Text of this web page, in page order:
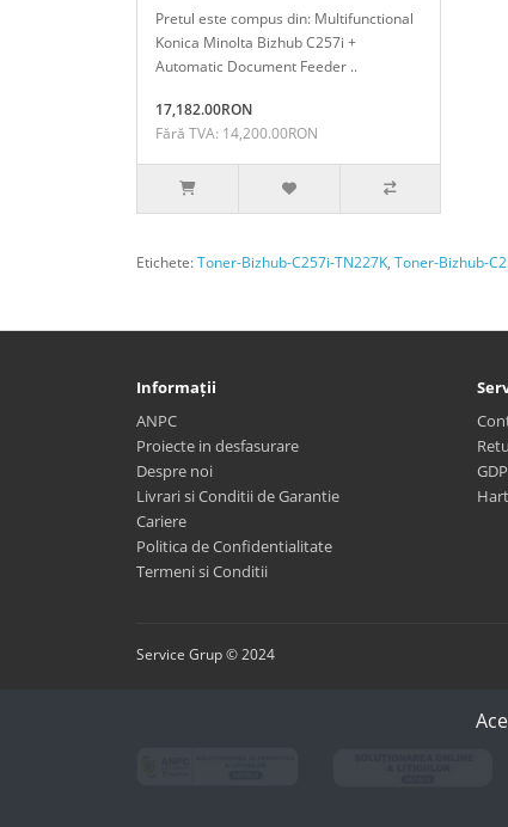
Pretul este compus din: Multifunctional
Konica Minolta Bizhub C257i +
Automatic Document Feeder ..
17,182.00RON
Fără TVA: 14,200.00RON
Etichete:Toner-Bizhub-C257i-TN227K, Toner-Bizhub-
Informații
ANPC
Proiecte in desfasurare
Despre noi
Livrari si Conditii de Garantie
Cariere
Politica de Confidentialitate
Termeni si Conditii
Service Grup © 2024